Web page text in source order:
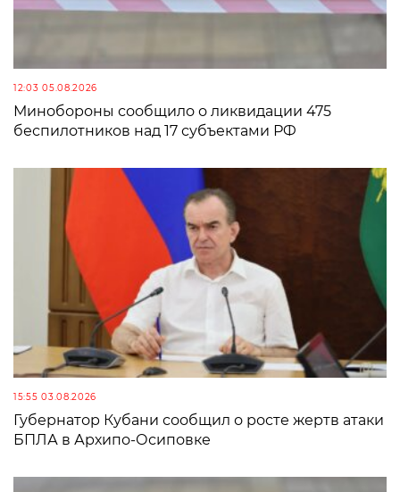
12:03 05.08.2026
Минобороны сообщило о ликвидации 475
беспилотников над 17 субъектами РФ
15:55 03.08.2026
Губернатор Кубани сообщил о росте жертв атаки
БПЛА в Архипо-Осиповке